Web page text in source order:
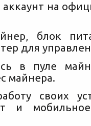
аккаунт на
блок
для
в пуле
майнера.
своих
и